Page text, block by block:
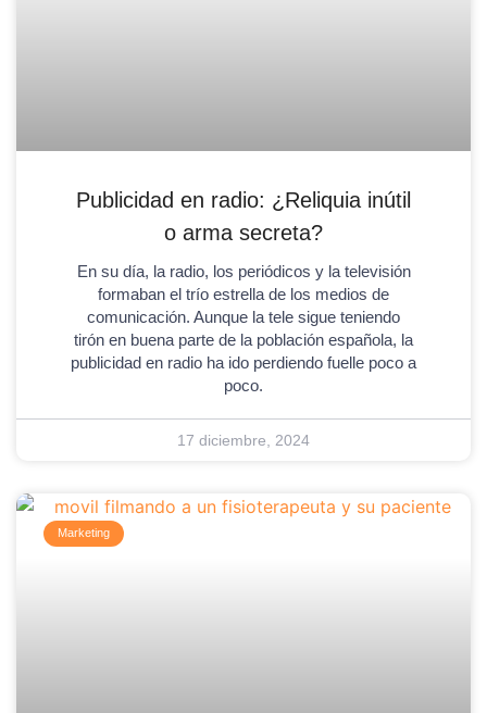
Publicidad en radio: ¿Reliquia inútil
o arma secreta?
En su día, la radio, los periódicos y la televisión
formaban el trío estrella de los medios de
comunicación. Aunque la tele sigue teniendo
tirón en buena parte de la población española, la
publicidad en radio ha ido perdiendo fuelle poco a
poco.
17 diciembre, 2024
Marketing